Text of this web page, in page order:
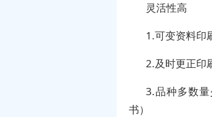
灵活性高
1.可变资料印
2.及时更正印
3.品种多数
书）